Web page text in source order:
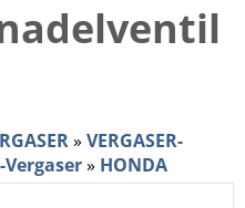
» VERGASER-
Vergaser» HONDA